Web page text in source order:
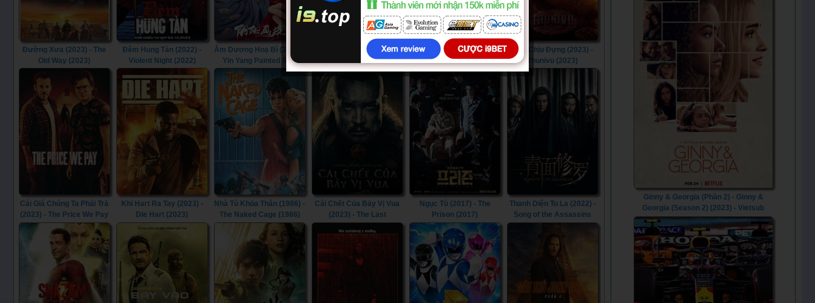
Đường Xưa (2023) - The
Old Way (2023)
Đêm Hung Tàn (2022) -
Violent Night (2022)
Âm Dương Hoạ Bì (2022) -
Yin Yang Painted Skin
Thâm Hải Đại Ngư (2023) -
Monster of The Deep
(2023)
Waltair Veerayya (2023) -
Waltair Veerayya (2023)
Sức Chịu Đựng (2023) -
Thunivu (2023)
Cái Giá Chúng Ta Phải Trả
(2023) - The Price We Pay
(2023)
Khi Hart Ra Tay (2023) -
Die Hart (2023)
Nhà Tù Khỏa Thân (1986) -
The Naked Cage (1986)
Cái Chết Của Bảy Vị Vua
(2023) - The Last
Must Die (2023)
Ngục Tù (2017) - The
Prison (2017)
Thanh Diện Tu La (2022) -
Song of the Assassins
Ginny & Georgia (Phần 2) - Ginny &
Georgia (Season 2) (2023) - Vietsub